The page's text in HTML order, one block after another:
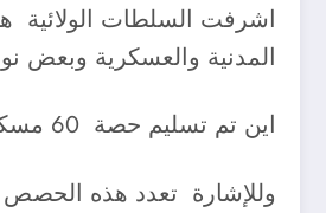
المدنية والعسكرية وبعض
اين تم تسليم حصة 60 مسكن ايجاري عمومي و160 إعانة مالية تخص البناء الريفي وسط فرحة المستفيدين
وللإشارة تعدد هذه الحصص